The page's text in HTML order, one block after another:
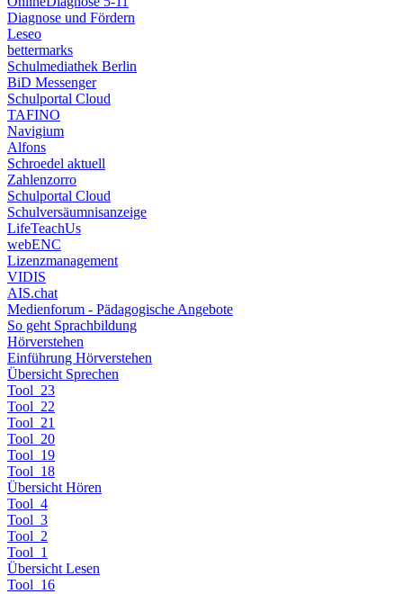
Diagnose und Fördern
Leseo
bettermarks
Schulmediathek Berlin
BiD Messenger
Schulportal Cloud
TAFINO
Navigium
Alfons
Schroedel aktuell
Zahlenzorro
Schulportal Cloud
Schulversäumnisanzeige
LifeTeachUs
webENC
Lizenzmanagement
VIDIS
AIS.chat
Medienforum - Pädagogische Angebote
So geht Sprachbildung
Hörverstehen
Einführung Hörverstehen
Übersicht Sprechen
Tool_23
Tool_22
Tool_21
Tool_20
Tool_19
Tool_18
Übersicht Hören
Tool_4
Tool_3
Tool_2
Tool_1
Übersicht Lesen
Tool_16